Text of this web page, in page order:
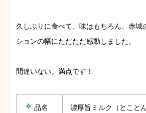
久しぶりに食べて、味はもちろん、赤城
ションの幅にただただ感動しました。
間違いない。満点です！
品名 濃厚旨ミルク（とこと